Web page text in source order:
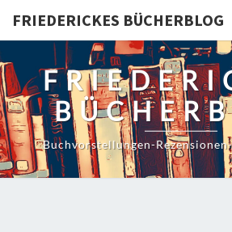
content
FRIEDERICKES BÜCHERBLOG
Buchvorstellungen-